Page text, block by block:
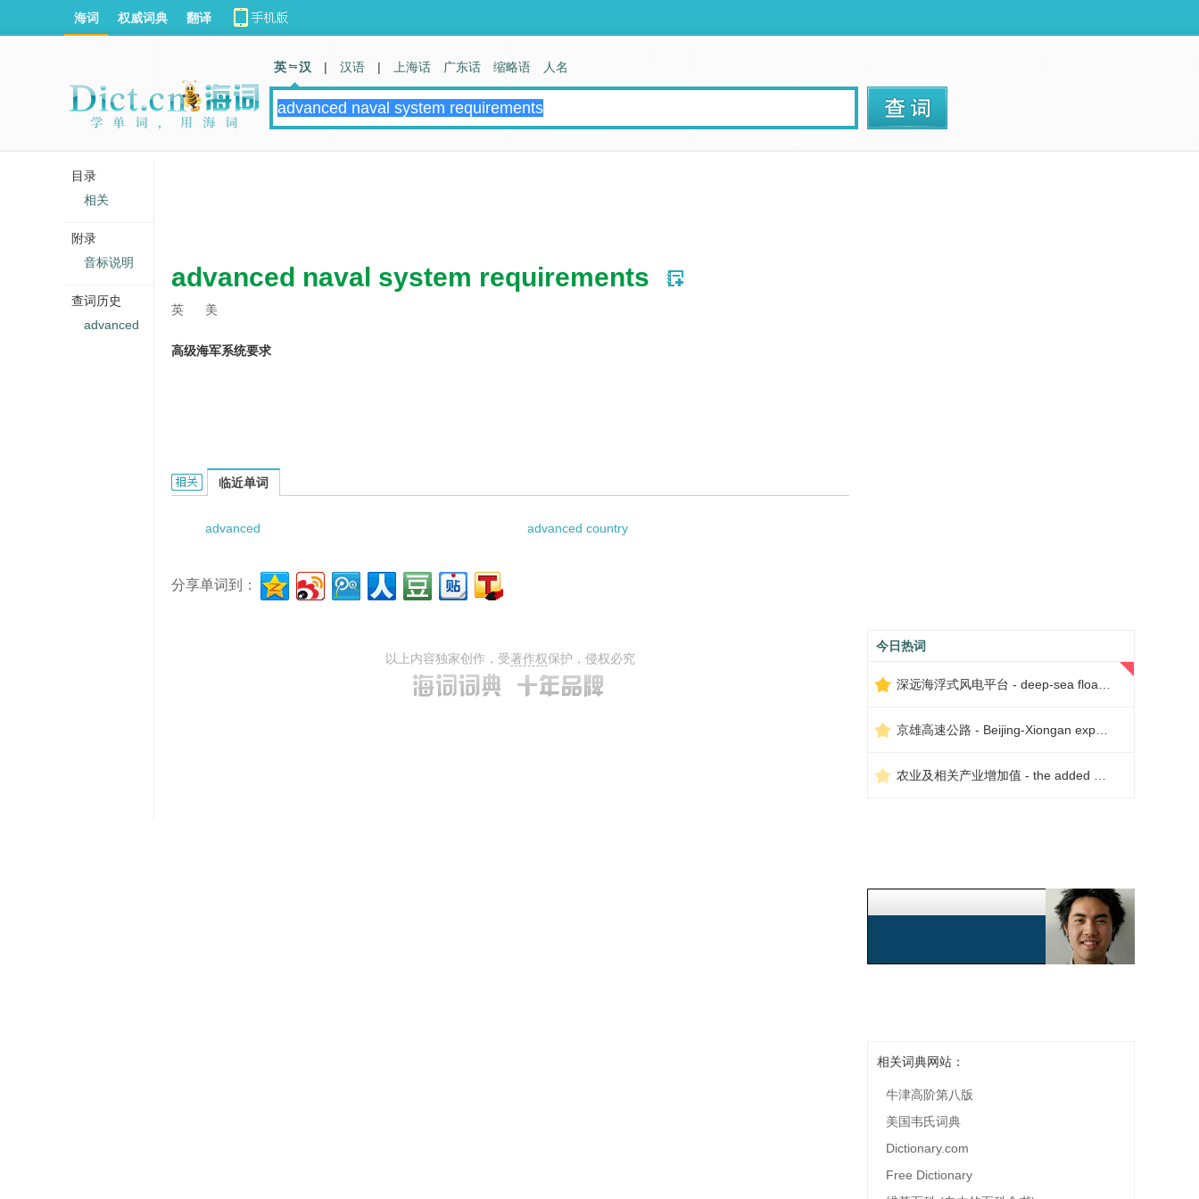
advanced naval system requirements
英 美
高级海军系统要求
Advanced Naval System Requirements的相关资料：
临近单词
advanced advanced country
分享单词到：
以上内容独家创作，受著作权保护，侵权必究
今日热词
相关词典网站：
牛津高阶第八版
美国韦氏词典
Dictionary.com
Free Dictionary
海词 权威词典 翻译
英 汉 | 汉语 | 上海话 广东话 缩略语 人名
目录
相关
附录
音标说明
查词历史
advanced